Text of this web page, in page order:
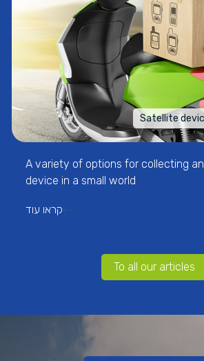
Satellite
A variety of options for collecting
device in a small world
קראו עוד
To all our articles